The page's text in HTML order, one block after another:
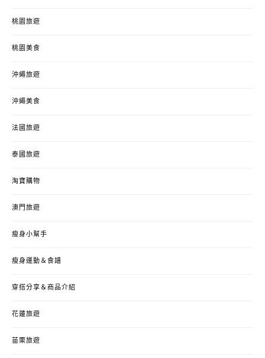
桃園旅遊
桃園美食
沖繩旅遊
沖繩美食
法國旅遊
泰國旅遊
淘寶購物
澳門旅遊
瘦身小幫手
瘦身運動＆食譜
穿搭分享＆商品介紹
花蓮旅遊
苗栗旅遊